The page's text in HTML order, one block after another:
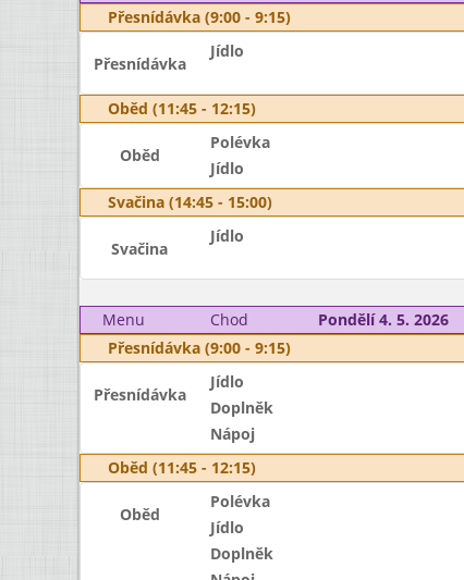
Přesnídávka (9:00 - 9:15)
Přesnídávka
Jídlo
Oběd (11:45 - 12:15)
Oběd
Polévka
Jídlo
Svačina (14:45 - 15:00)
Svačina
Jídlo
Menu
Chod Pondělí 4. 5. 2026
Přesnídávka (9:00 - 9:15)
Přesnídávka
Jídlo
Doplněk
Nápoj
Oběd (11:45 - 12:15)
Oběd
Polévka
Jídlo
Doplněk